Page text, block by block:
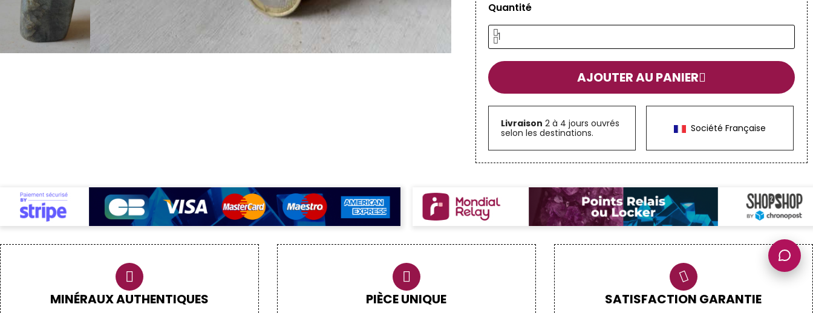
Quantité
AJOUTER AU PANIER
Livraison 2 à 4 jours ouvrés
selon les destinations.
Société Française
MINÉRAUX AUTHENTIQUES PIÈCE UNIQUE SATISFACTION GARANTIE